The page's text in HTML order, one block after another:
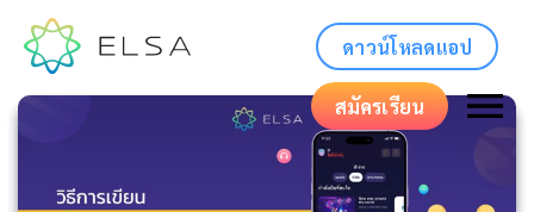
ดาวน์โหลดแอป
สมัครเรียน